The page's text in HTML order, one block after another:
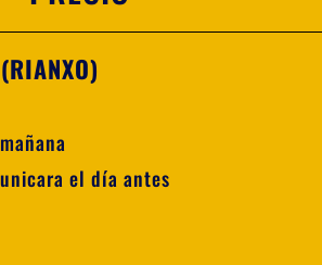
el día antes